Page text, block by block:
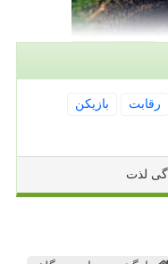
رقابت
بازیكن
لذت